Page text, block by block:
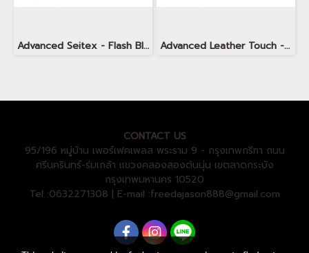
Advanced Seitex - Flash Black Advanced Leather Touch - Minimalism TOPO Jet Black
CONTACT US
95/196 หมู่บ้าน เพอร์เฟคเพลส พระราม 9 - กรุงเทพกรีฑา ถนน
ศรีนครินทร์-ร่มเกล้า แขวงคลองสองต้นนุ่น เขตลาดกระบัง
กรุงเทพมหานคร 10520
Tel :0632271308 | E-mail :freedajason888@gmail.com